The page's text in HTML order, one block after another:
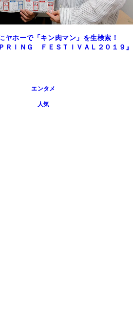
ヤホーで「キン肉マン」を生検索！
ＲＩＮＧ ＦＥＳＴＩＶＡＬ２０１９』
エンタメ
人気